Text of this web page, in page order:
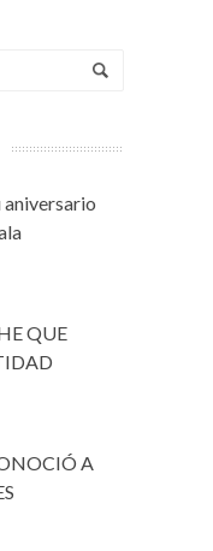
aniversario
QUE
A